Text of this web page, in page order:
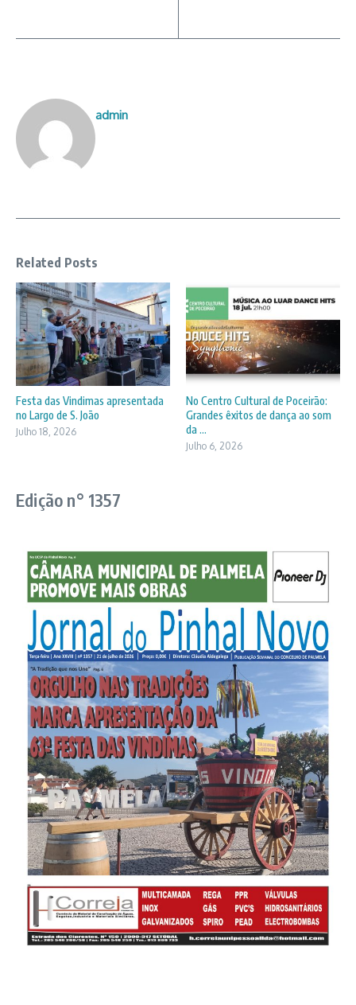
admin
Related Posts
Festa das Vindimas apresentada
no Largo de S. João
Julho 18, 2026
No Centro Cultural de Poceirão:
Grandes êxitos de dança ao som
da ...
Julho 6, 2026
Edição n° 1357